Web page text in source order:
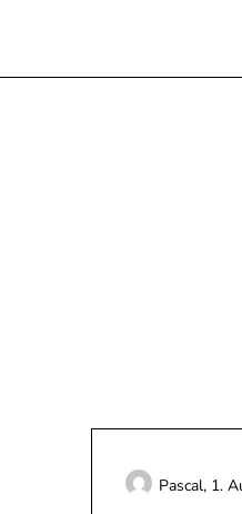
Pascal, 1.